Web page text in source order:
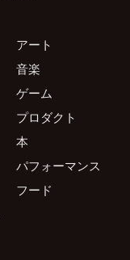
アート
音楽
ゲーム
プロダクト
本
パフォーマンス
フード